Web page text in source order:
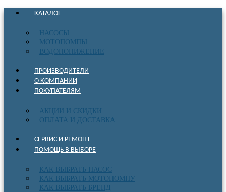
КАТАЛОГ
НАСОСЫ
МОТОПОМПЫ
ВОДОПОНИЖЕНИЕ
ПРОИЗВОДИТЕЛИ
О КОМПАНИИ
ПОКУПАТЕЛЯМ
АКЦИИ И СКИДКИ
ОПЛАТА И ДОСТАВКА
СЕРВИС И РЕМОНТ
ПОМОЩЬ В ВЫБОРЕ
КАК ВЫБРАТЬ НАСОС
КАК ВЫБРАТЬ МОТОПОМПУ
КАК ВЫБРАТЬ БРЕНД